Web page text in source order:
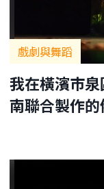
戲劇與舞蹈
我在橫濱市
南聯合製作的